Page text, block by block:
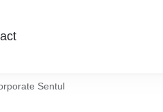
Sentul pilihan yang cocok
Sentul